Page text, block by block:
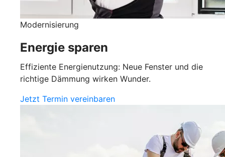
Modernisierung
Energie sparen
Effiziente Energienutzung: Neue Fenster und die
richtige Dämmung wirken Wunder.
Jetzt Termin vereinbaren